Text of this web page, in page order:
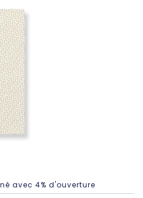
avec 4% d'ouverture